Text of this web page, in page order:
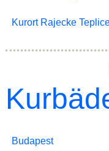
Kurort Rajecke
Budapest